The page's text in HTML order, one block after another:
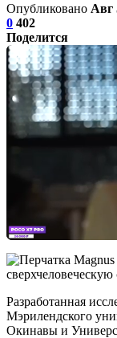
Опубликовано Авг
0 402
Поделится
Разработанная
Мэрилендского
Окинавы и